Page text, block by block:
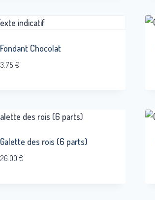
Fondant Chocolat
3.75 €
Galette des rois (6 parts)
26.00 €